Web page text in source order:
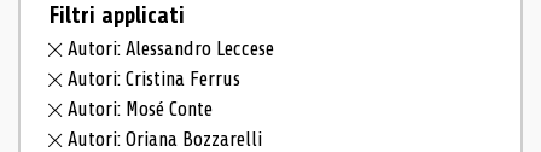
Filtri applicati
Autori: Alessandro Leccese
Autori: Cristina Ferrus
Autori: Mosé Conte
Autori: Oriana Bozzarelli